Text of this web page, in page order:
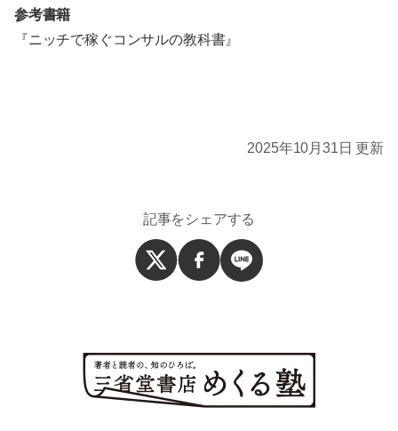
参考書籍
『ニッチで稼ぐコンサルの教科書』
2025年10月31日 更新
記事をシェアする